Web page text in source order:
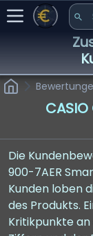
Die
900-7AER
Kunden loben
des Produkts.
Kritikpunkte